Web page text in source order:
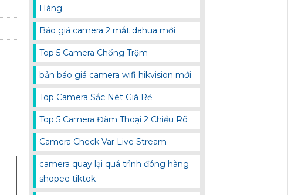
Hàng
Báo giá camera 2 mắt dahua mới
Top 5 Camera Chống Trộm
bản báo giá camera wifi hikvision mới
Top Camera Sắc Nét Giá Rẻ
Top 5 Camera Đàm Thoại 2 Chiều Rõ
Camera Check Var Live Stream
camera quay lại quá trình đóng hàng
shopee tiktok